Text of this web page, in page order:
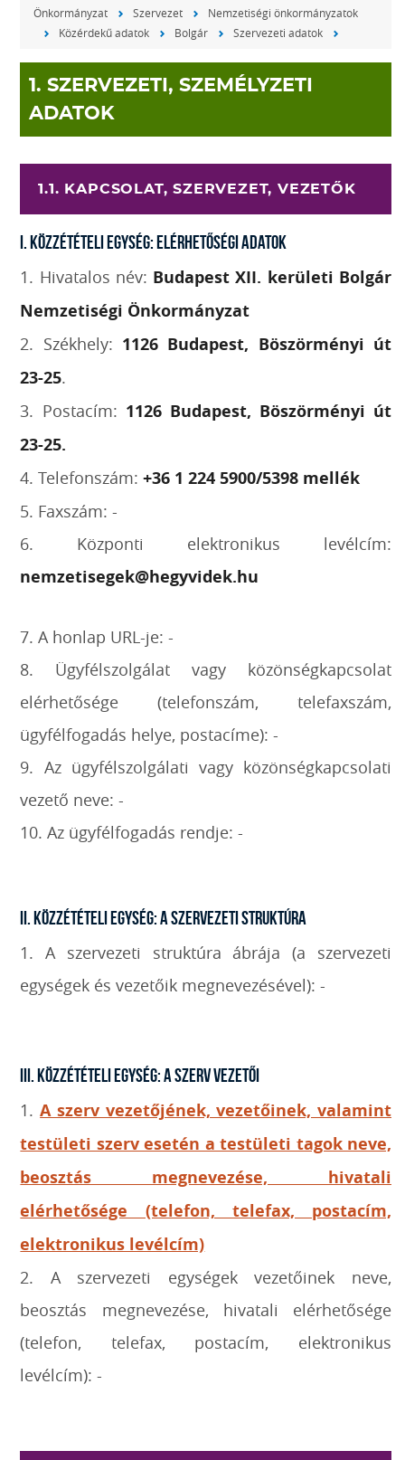
Önkormányzat Szervezet
Nemzetiségi önkormányzatok
Közérdekű adatok
Bolgár Szervezeti adatok
1. SZERVEZETI, SZEMÉLYZETI
ADATOK
1.1. KAPCSOLAT, SZERVEZET, VEZETŐK
I. Közzétételi egység: Elérhetőségi adatok
1. Hivatalos név: Budapest XII. kerületi Bolgár
Nemzetiségi Önkormányzat
2. Székhely: 1126 Budapest, Böszörményi út
23-25.
3. Postacím: 1126 Budapest, Böszörményi út
23-25.
4. Telefonszám:+36 1 224 5900/5398 mellék
5. Faxszám: -
6. Központi elektronikus levélcím:
nemzetisegek@hegyvidek.hu
7. A honlap URL-je: -
8. Ügyfélszolgálat vagy közönségkapcsolat
elérhetősége (telefonszám, telefaxszám,
ügyfélfogadás helye, postacíme): -
9. Az ügyfélszolgálati vagy közönségkapcsolati
vezető neve: -
10. Az ügyfélfogadás rendje: -
II. Közzétételi egység: A szervezeti struktúra
1. A szervezeti struktúra ábrája (a szervezeti
egységek és vezetőik megnevezésével): -
III. Közzétételi egység: A szerv vezetői
1.A szerv vezetőjének, vezetőinek, valamint
testületi szerv esetén a testületi tagok neve,
beosztás megnevezése, hivatali
elérhetősége (telefon, telefax, postacím,
elektronikus levélcím)
2. A szervezeti egységek vezetőinek neve,
beosztás megnevezése, hivatali elérhetősége
(telefon, telefax, postacím, elektronikus
levélcím): -